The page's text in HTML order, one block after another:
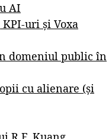
AI
uri și Voxa
domeniul public în
cu alienare (și